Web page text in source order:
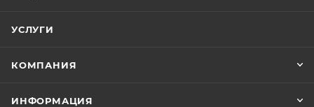
УСЛУГИ
КОМПАНИЯ
ИНФОРМАЦИЯ